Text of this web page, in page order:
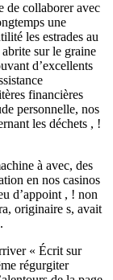
de collaborer avec
une
les estrades au
sur le graine
d’excellents
financières
personnelle, nos
les déchets , !
à avec, des
en nos casinos
d’appoint , ! non
originaire s, avait
« Écrit sur
régurgiter